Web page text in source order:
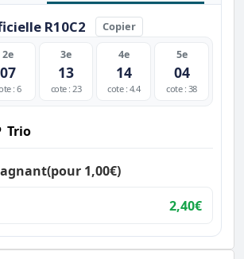
R10C2 Copier
2e
07
: 6
3e
13
cote : 23
4e
14
cote : 4.4
5e
04
cote : 38
Trio
(pour 1,00€)
2,40€